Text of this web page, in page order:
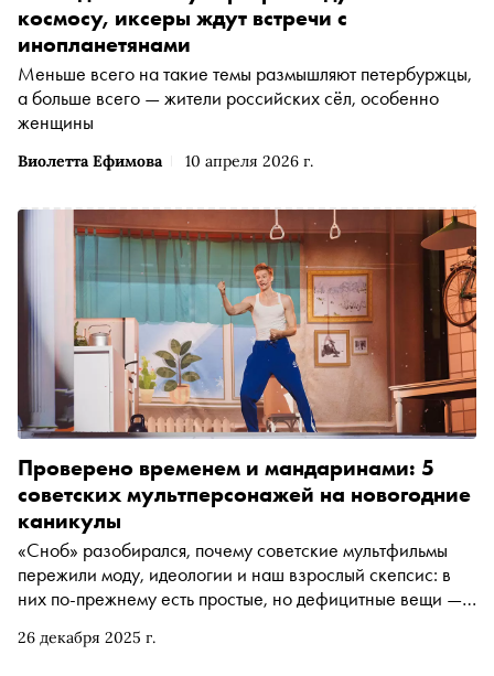
Виолетта Ефимова 10 апреля 2026 г.
космосу, иксеры ждут встречи с
инопланетянами
Меньше всего на такие темы размышляют петербуржцы,
а больше всего — жители российских сёл, особенно
женщины
26 декабря 2025 г.
Проверено временем и мандаринами: 5
советских мультперсонажей на новогодние
каникулы
«Сноб» разобирался, почему советские мультфильмы
пережили моду, идеологии и наш взрослый скепсис: в
них по-прежнему есть простые, но дефицитные вещи —
оптимизм. Пять мультперсонажей напоминают: чтобы